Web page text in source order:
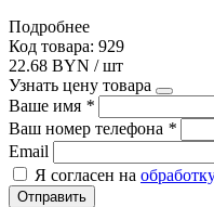
Подробнее
Код товара: 929
22.68 BYN / шт
Узнать цену товара
Ваше имя *
Ваш номер телефона *
Email
Я согласен на
Отправить